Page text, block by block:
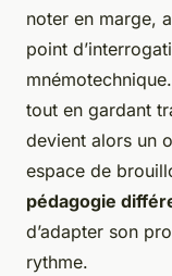
noter en marge,
point
tout en gardant
devient alors un
espace de
pédagogie
d’adapter son
rythme.